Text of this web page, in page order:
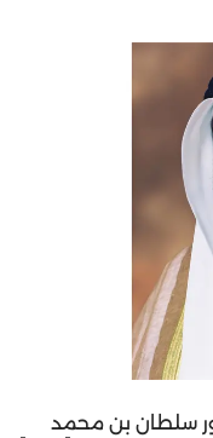
سلطان بن محمد